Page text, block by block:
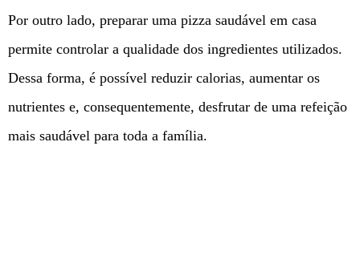
Por outro lado, preparar uma pizza saudável em casa
permite controlar a qualidade dos ingredientes utilizados.
Dessa forma, é possível reduzir calorias, aumentar os
nutrientes e, consequentemente, desfrutar de uma refeição
mais saudável para toda a família.